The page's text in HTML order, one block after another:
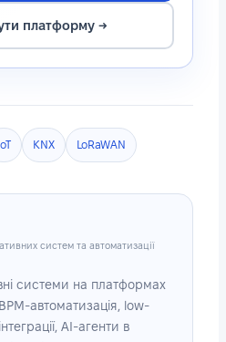
платформу →
IoT KNX LoRaWAN
систем та автоматизації
системи на платформах
автоматизація, low-
AI-агенти в